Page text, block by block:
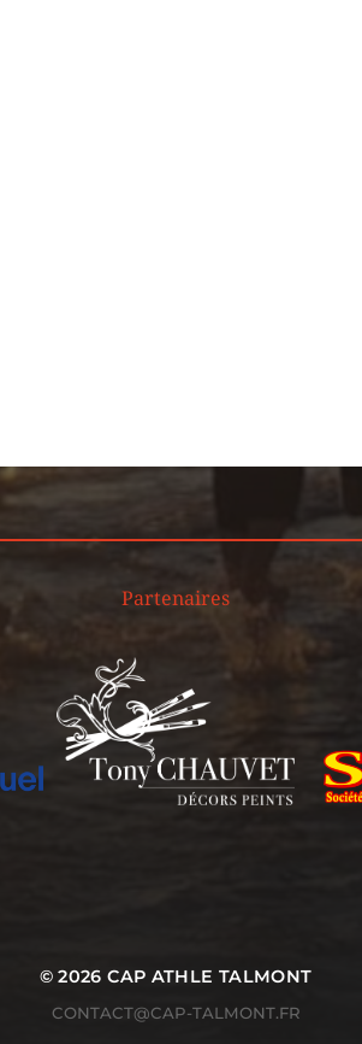
Partenaires
© 2026CAP ATHLE TALMONT
CONTACT@CAP-TALMONT.FR